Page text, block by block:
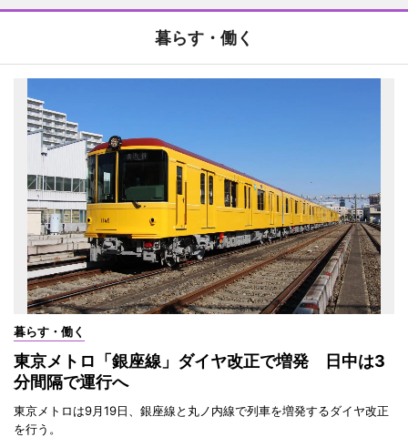
暮らす・働く
暮らす・働く
東京メトロ「銀座線」ダイヤ改正で増発 日中は3
分間隔で運行へ
東京メトロは9月19日、銀座線と丸ノ内線で列車を増発するダイヤ改正
を行う。